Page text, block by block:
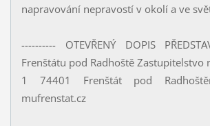
napravování nepravostí v okolí a ve
---------- OTEVŘENÝ DOPIS
Frenštátu pod Radhoště Zastupitelstvo
1 74401 Frenštát pod
mufrenstat.cz